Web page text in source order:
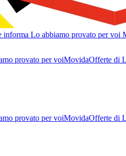
informa Lo abbiamo provato per voi
provato per voiMovidaOfferte di
provato per voiMovidaOfferte di